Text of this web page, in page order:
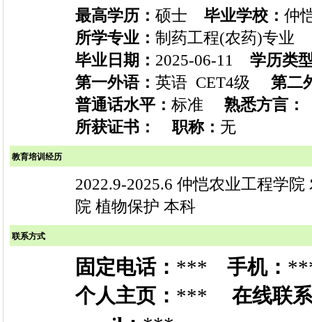
最高学历： 硕士 毕业学校： 仲
所学专业： 制药工程(农药)专
毕业日期： 2025-06-11 学历类
第一外语： 英语 CET4级 第二
普通话水平： 标准 熟悉方言：
所获证书：
职称： 无
教育培训经历
2022.9-2025.6 仲恺农业工程学
院 植物保护 本科
联系方式
固定电话： *** 手机：
个人主页： *** 在线联